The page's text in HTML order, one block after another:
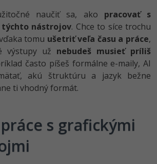
naučiť sa, ako pracovať s
týchto nástrojov. Chce to síce trochu
tomu ušetriť veľa času a práce,
výstupy už nebudeš musieť príliš
často píšeš formálne e-maily, AI
akú štruktúru a jazyk bežne
ti vhodný formát.
s grafickými